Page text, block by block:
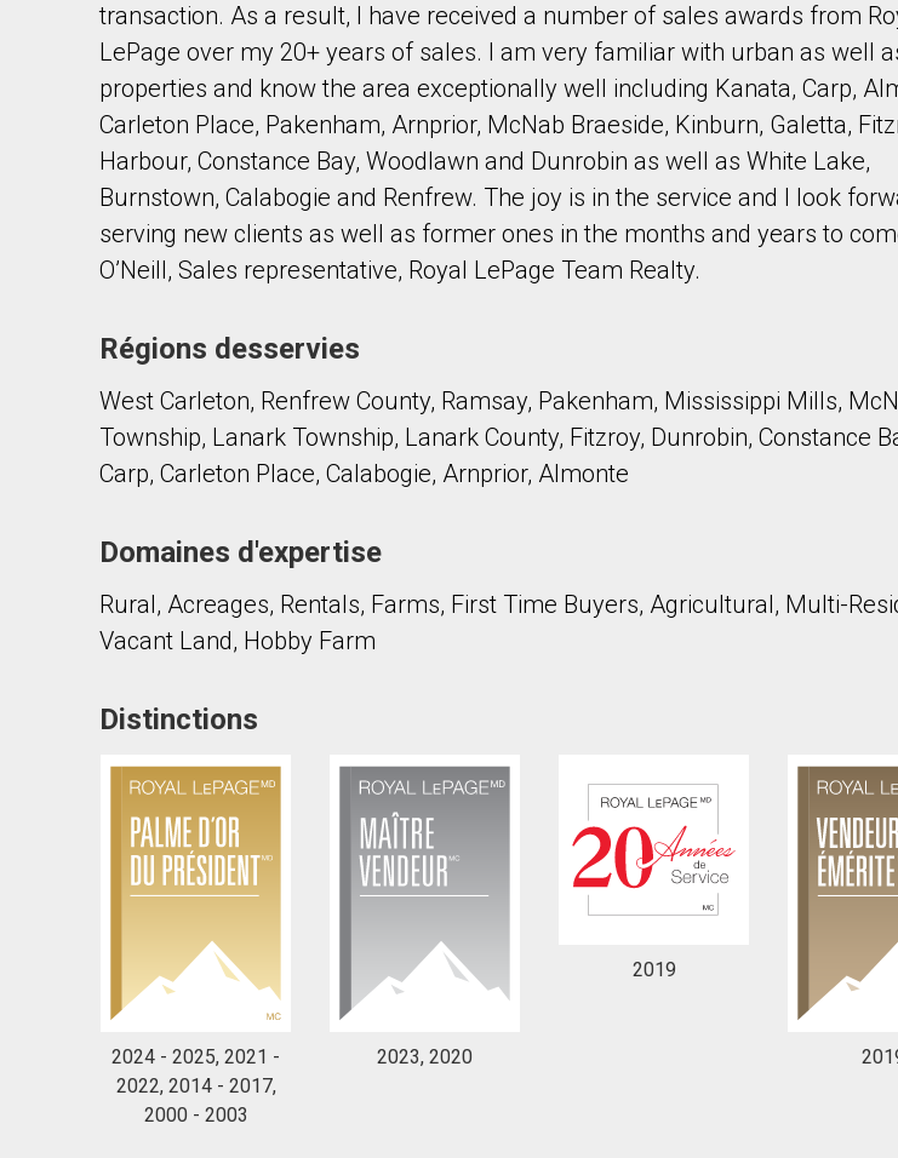
transaction. As a result, I have received a number of sales awards from
LePage over my 20+ years of sales. I am very familiar with urban as well
properties and know the area exceptionally well including Kanata, Carp,
Carleton Place, Pakenham, Arnprior, McNab Braeside, Kinburn, Galetta,
Harbour, Constance Bay, Woodlawn and Dunrobin as well as White Lake,
Burnstown, Calabogie and Renfrew. The joy is in the service and I look
serving new clients as well as former ones in the months and years to
O’Neill, Sales representative, Royal LePage Team Realty.
Régions desservies
West Carleton, Renfrew County, Ramsay, Pakenham, Mississippi Mills,
Township, Lanark Township, Lanark County, Fitzroy, Dunrobin, Constance
Carp, Carleton Place, Calabogie, Arnprior, Almonte
Domaines d'expertise
Rural, Acreages, Rentals, Farms, First Time Buyers, Agricultural, Multi-
Vacant Land, Hobby Farm
Distinctions
2024 - 2025, 2021 -
2022, 2014 - 2017,
2000 - 2003
2023, 2020
2019